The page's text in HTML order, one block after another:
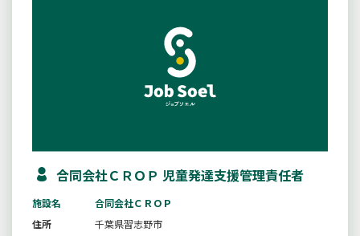
合同会社ＣＲＯＰ 児童発達支援管理責任者
施設名
合同会社ＣＲＯＰ
住所
千葉県習志野市